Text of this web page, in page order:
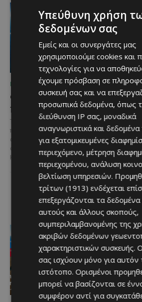
ΜΈΝΟΥΜΕ ΕΝΗΜΕΡΩΜΈΝΟΙ
Ο τουρισμός ως εθνική
υπόθεση
Του Γιάννου Πανταζή* Είναι κοινή
πεποίθηση ότι ο τουρισμός
αποτελεί μία από τις
σημαντικότερες βιομηχανίες της
Κύπρου και διαχρονικά...
Ο
Η
γενιά
Ανάμεσα
κουζίνας
φαγητό
Υπεύθυνη χρήση
δεδομένων σας
Εμείς και οι συνεργάτες μας
χρησιμοποιούμε cookies και
τεχνολογίες για να
έχουμε πρόσβαση σε
συσκευή σας και να
προσωπικά δεδομένα, όπως
διεύθυνση IP σας, μοναδικά
αναγνωριστικά και δεδομένα
για εξατομικευμένες
περιεχόμενο, μέτρηση
περιεχομένου, ανάλυση
βελτίωση υπηρεσιών.
τρίτων (1913) ενδέχεται
επεξεργάζονται τα
αυτούς και άλλους σκοπούς,
συμπεριλαμβανομένης της
ακριβών δεδομένων
χαρακτηριστικών συσκευής.
σας ισχύουν μόνο για αυτόν
ιστότοπο. Ορισμένοι
μπορεί να βασίζονται σε
συμφέρον αντί για